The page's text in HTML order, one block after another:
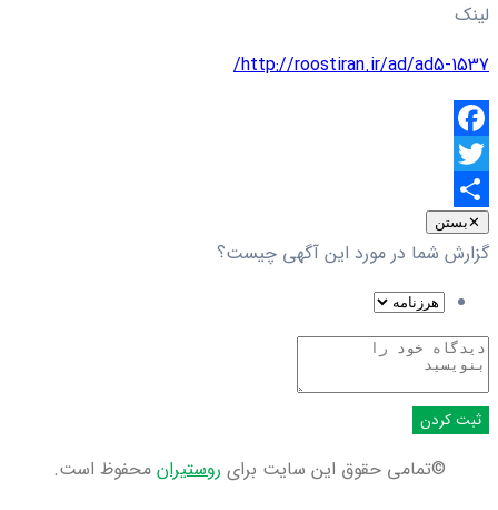
لینک
http://roostiran.ir/ad/ad5-1537/
Facebook
Twitter
اشتراک
گذاری
✕بستن
گزارش شما در مورد این آگهی چیست؟
ثبت کردن
©تمامی حقوق این سایت برای روستیران محفوظ است.